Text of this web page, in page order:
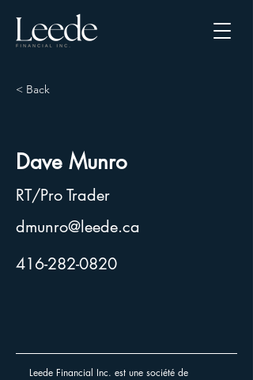
< Back
Dave Munro
RT/Pro Trader
dmunro@leede.ca
416-282-0820
Leede Financial Inc. est une société de